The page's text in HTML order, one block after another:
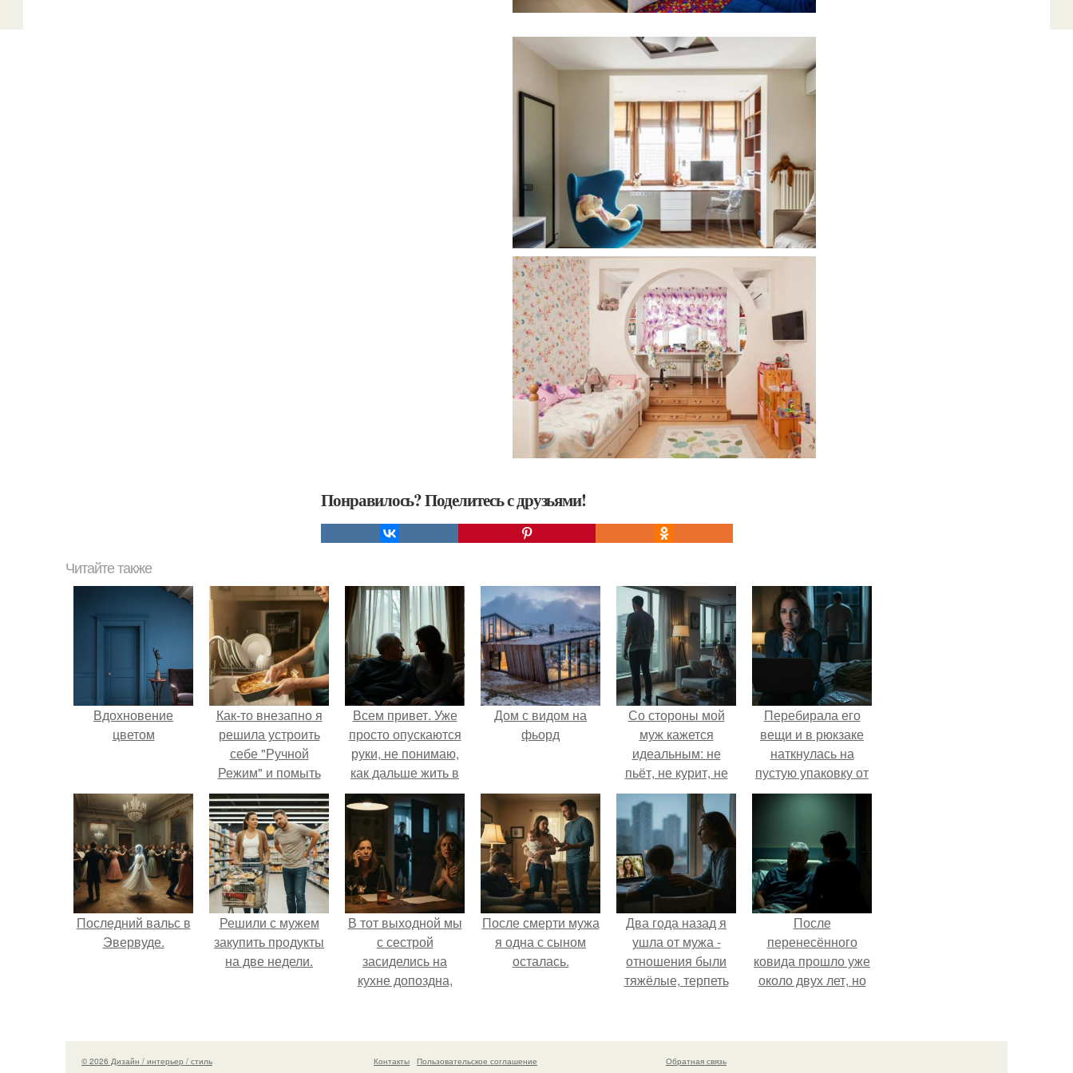
Понравилось? Поделитесь с друзьями!
Читайте также
Вдохновение
цветом
Как-то внезапно я
решила устроить
себе "Ручной
Режим" и помыть
посуду без помощи
техники.
Всем привет. Уже
просто опускаются
руки, не понимаю,
как дальше жить в
этой ситуации.
Дом с видом на
фьорд
Со стороны мой
муж кажется
идеальным: не
пьёт, не курит, не
даёт поводов для
ревности, с
ребёнком
справляется
отлично, да и
готовит лучше
Перебирала его
вещи и в рюкзаке
наткнулась на
пустую упаковку от
каких-то таблеток.
Последний вальс в
Эвервуде.
Решили с мужем
закупить продукты
на две недели.
В тот выходной мы
с сестрой
засиделись на
кухне допоздна,
лёгкое вино.
После смерти мужа
я одна с сыном
осталась.
Два года назад я
ушла от мужа -
отношения были
тяжёлые, терпеть
После
перенесённого
ковида прошло уже
около двух лет, но
очень чётко.
© 2026 Дизайн / интерьер / стиль Контакты Пользовательское соглашение Обратная связь